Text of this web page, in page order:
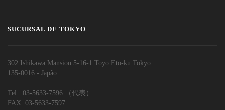
SUCURSAL DE TOKYO
302 Ishikawa Mansion 5-16-1 Toyo Eto-ku Tokyo
135-0016 - Japão
Tel.: 03-5633-7596 （代表）
FAX: 03-5633-7597